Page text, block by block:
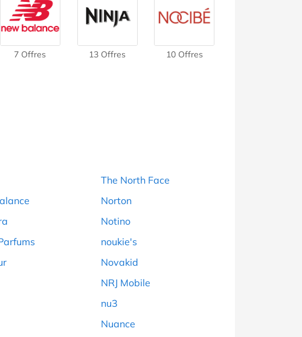
7 Offres 13 Offres 10 Offres
The North Face
Norton
Notino
noukie's
Novakid
NRJ Mobile
nu3
Nuance